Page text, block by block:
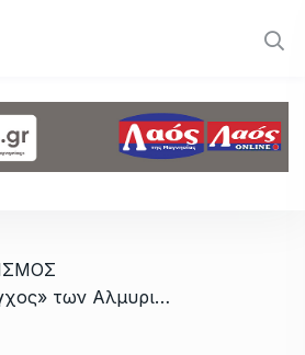
γραμμή
/ Α’ Τοπική: ο «έλεγχος» των Αλμυριωτών που παίζουν σε ομάδες του Βόλου